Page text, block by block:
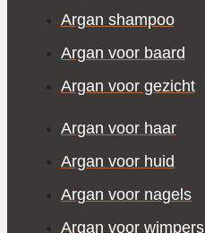
Argan shampoo
Argan voor baard
Argan voor gezicht
Argan voor haar
Argan voor huid
Argan voor nagels
Argan voor wimpers